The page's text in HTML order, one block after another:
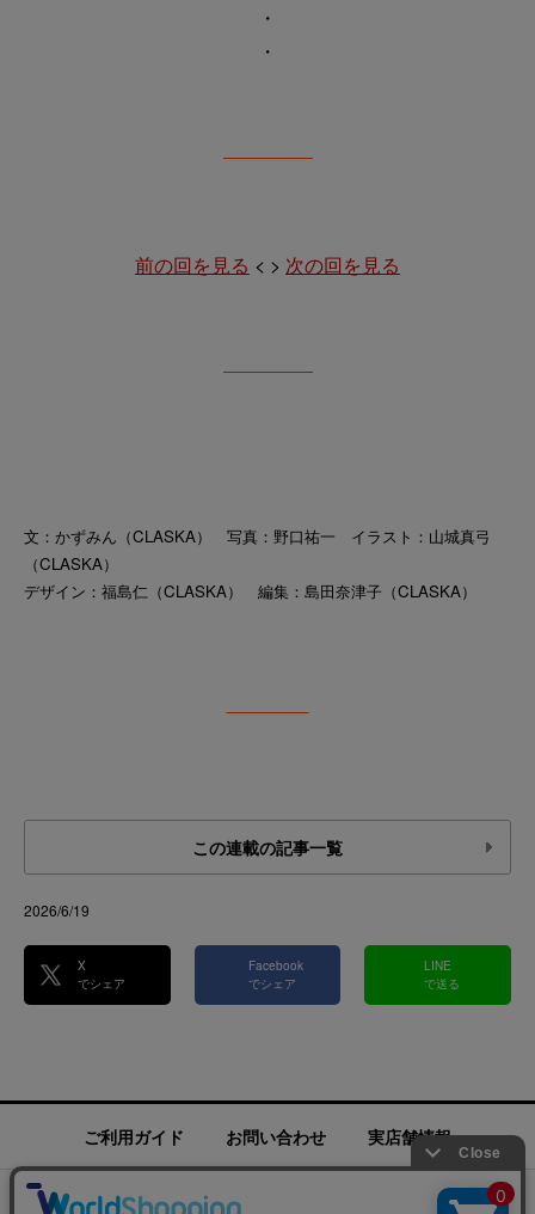
・
・
前の回を見る < > 次の回を見る
文：かずみん（CLASKA） 写真：野口祐一 イラスト：山城真弓
（CLASKA）
デザイン：福島仁（CLASKA） 編集：島田奈津子（CLASKA）
この連載の記事一覧
2026/6/19
X
でシェア
Facebook
でシェア
LINE
で送る
ご利用ガイド お問い合わせ 実店舗情報
運営会社